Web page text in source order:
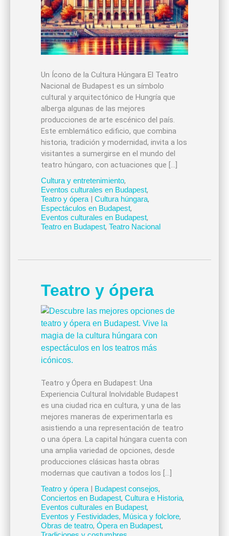
Un Ícono de la Cultura Húngara El Teatro
Nacional de Budapest es un símbolo
cultural y arquitectónico de Hungría que
alberga algunas de las mejores
producciones de arte escénico del país.
Este emblemático edificio, que combina
historia, tradición y modernidad, invita a los
visitantes a sumergirse en el mundo del
teatro húngaro, con actuaciones que […]
Cultura y entretenimiento,
Eventos culturales en Budapest,
Teatro y ópera| Cultura húngara,
Espectáculos en Budapest,
Eventos culturales en Budapest,
Teatro en Budapest, Teatro Nacional
Teatro y ópera
Teatro y Ópera en Budapest: Una
Experiencia Cultural Inolvidable Budapest
es una ciudad rica en cultura, y una de las
mejores maneras de experimentarla es
asistiendo a una representación de teatro
o una ópera. La capital húngara cuenta con
una amplia variedad de opciones, desde
producciones clásicas hasta obras
modernas que cautivan a todos los […]
Teatro y ópera| Budapest consejos,
Conciertos en Budapest, Cultura e Historia,
Eventos culturales en Budapest,
Eventos y Festividades, Música y folclore,
Obras de teatro, Ópera en Budapest,